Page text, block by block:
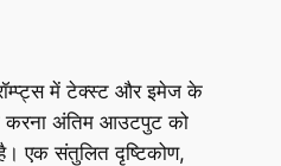
में टेक्स्ट और इमेज के
करना अंतिम आउटपुट को
एक संतुलित दृष्टिकोण,